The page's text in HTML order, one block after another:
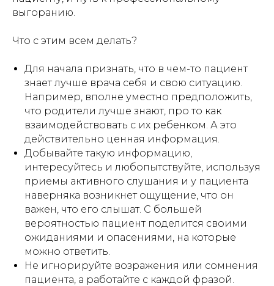
выгоранию.
Что с этим всем делать?
Для начала признать, что в чем-то пациент
знает лучше врача себя и свою ситуацию.
Например, вполне уместно предположить,
что родители лучше знают, про то как
взаимодействовать с их ребенком. А это
действительно ценная информация.
Добывайте такую информацию,
интересуйтесь и любопытствуйте, используя
приемы активного слушания и у пациента
наверняка возникнет ощущение, что он
важен, что его слышат. С большей
вероятностью пациент поделится своими
ожиданиями и опасениями, на которые
можно ответить.
Не игнорируйте возражения или сомнения
пациента, а работайте с каждой фразой.